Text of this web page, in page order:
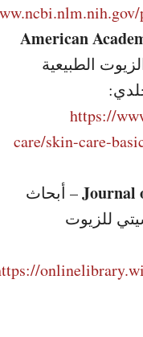
American
الطبيعية
https://
care/skin-care-
Journal– أبحاث
للزيوت